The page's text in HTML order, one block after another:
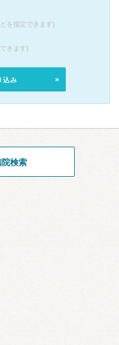
を指定できます)
きます)
込み
検索